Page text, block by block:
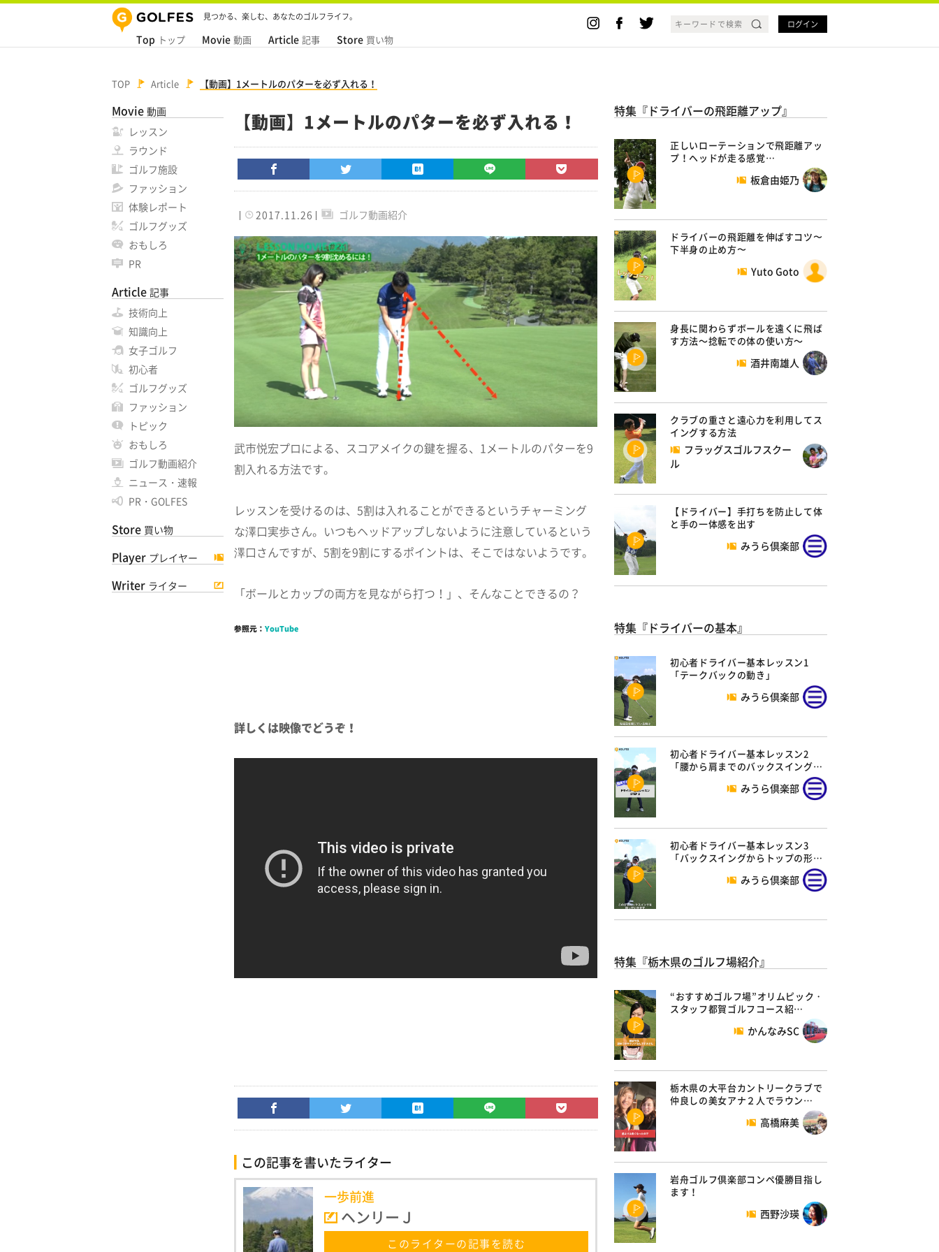
見つかる、楽しむ、あなたのゴルフライフ。
Top トップ Movie 動画 Article 記事 Store 買い物
ログイン
TOP Article 【動画】1メートルのパターを必ず入れる！
Movie 動画
レッスン
ラウンド
ゴルフ施設
ファッション
体験レポート
ゴルフグッズ
おもしろ
PR
Article 記事
技術向上
知識向上
女子ゴルフ
初心者
ゴルフグッズ
ファッション
トピック
おもしろ
ゴルフ動画紹介
ニュース・速報
PR・GOLFES
Store 買い物
Player プレイヤー
Writer ライター
【動画】1メートルのパターを必ず入れる！
2017.11.26 ゴルフ動画紹介
武市悦宏プロによる、スコアメイクの鍵を握る、1メートルのパターを9
割入れる方法です。
レッスンを受けるのは、5割は入れることができるというチャーミング
な澤口実歩さん。いつもヘッドアップしないように注意しているという
澤口さんですが、5割を9割にするポイントは、そこではないようです。
「ボールとカップの両方を見ながら打つ！」、そんなことできるの？
参照元： YouTube
詳しくは映像でどうぞ！
この記事を書いたライター
一歩前進
ヘンリーＪ
このライターの記事を読む
特集『ドライバーの飛距離アップ』
正しいローテーションで飛距離アッ
プ！ヘッドが走る感覚…
板倉由姫乃
ドライバーの飛距離を伸ばすコツ〜
下半身の止め方〜
Yuto Goto
身長に関わらずボールを遠くに飛ば
す方法～捻転での体の使い方～
酒井南雄人
クラブの重さと遠心力を利用してス
イングする方法
フラッグスゴルフスクー
ル
【ドライバー】手打ちを防止して体
と手の一体感を出す
みうら倶楽部
特集『ドライバーの基本』
初心者ドライバー基本レッスン1
「テークバックの動き」
みうら倶楽部
初心者ドライバー基本レッスン2
「腰から肩までのバックスイング…
みうら倶楽部
初心者ドライバー基本レッスン3
「バックスイングからトップの形…
みうら倶楽部
特集『栃木県のゴルフ場紹介』
“おすすめゴルフ場”オリムピック・
スタッフ都賀ゴルフコース紹…
かんなみSC
栃木県の大平台カントリークラブで
仲良しの美女アナ２人でラウン…
高橋麻美
岩舟ゴルフ倶楽部コンペ優勝目指し
ます！
西野沙瑛